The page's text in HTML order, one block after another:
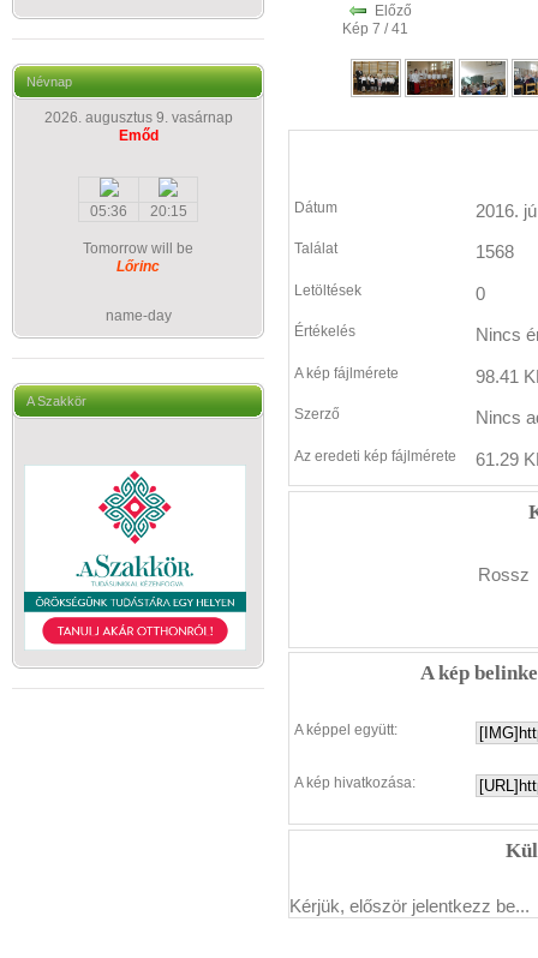
Névnap
2026. augusztus 9. vasárnap
Emőd
05:36 20:15
Tomorrow will be
Lőrinc
name-day
A Szakkör
Előző
Kép 7 / 41
Dátum 2016.
Találat 1568
Letöltések 0
Értékelés Nincs
A kép fájlmérete 98.41
Szerző Nincs
Az eredeti kép fájlmérete 61.29
Rossz
A kép
A képpel együtt:
A kép hivatkozása:
Kérjük, először jelentkezz be...